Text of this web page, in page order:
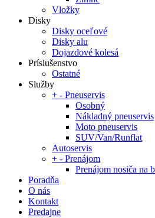
Vložky
Disky
Disky oceľové
Disky alu
Dojazdové kolesá
Príslušenstvo
Ostatné
Služby
+ - Pneuservis
Osobný
Nákladný pneuservis
Moto pneuservis
SUV/Van/Runflat
Autoservis
+ - Prenájom
Prenájom nosiča na
Poradňa
O nás
Kontakt
Predajne